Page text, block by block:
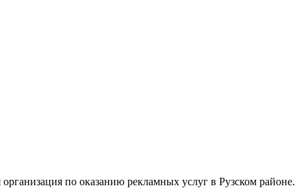
по оказанию рекламных услуг в Рузском районе.